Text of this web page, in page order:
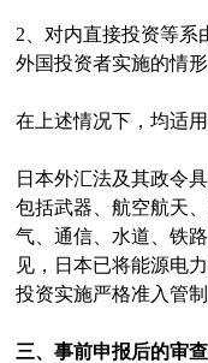
2、对内直接投资等系
外国投资者实施的情形
在上述情况下，均适
日本外汇法及其政令
包括武器、航空航天
气、通信、水道、铁
见，日本已将能源电
投资实施严格准入管制
三、事前申报后的审